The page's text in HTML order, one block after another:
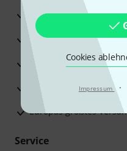
Cookies
Impressum ·
30 Tage Money-Back-
Reparaturservice
Beratung durch
Zufriedenheitsgarantie
Europas größtes
Service